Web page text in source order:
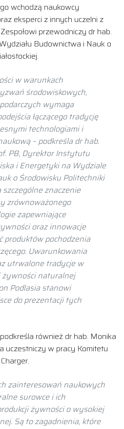
wchodzą naukowcy
eksperci z innych uczelni z
przewodniczy dr hab.
Budownictwa i Nauk o
w warunkach
środowiskowych,
wymaga
łączącego tradycję
technologiami i
– podkreśla dr hab.
PB, Dyrektor Instytutu
i Energetyki na Wydziale
o Środowisku Politechniki
szczególne znaczenie
zrównoważonego
zapewniające
oraz innowacje
produktów pochodzenia
Uwarunkowania
utrwalone tradycje w
żywności naturalnej
Podlasia stanowi
do prezentacji tych
również dr hab. Monika
uczestniczy w pracy Komitetu
zainteresowań naukowych
surowce i ich
żywności o wysokiej
Są to zagadnienia, które